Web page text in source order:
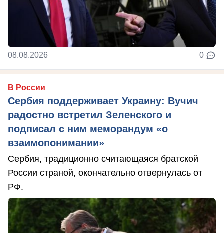
08.08.2026 0
В России
Сербия поддерживает Украину: Вучич
радостно встретил Зеленского и
подписал с ним меморандум «о
взаимопонимании»
Сербия, традиционно считающаяся братской
России страной, окончательно отвернулась от
РФ.